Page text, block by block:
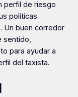
perfil de riesgo
políticas
Un buen corredor
sentido,
para ayudar a
del taxista.